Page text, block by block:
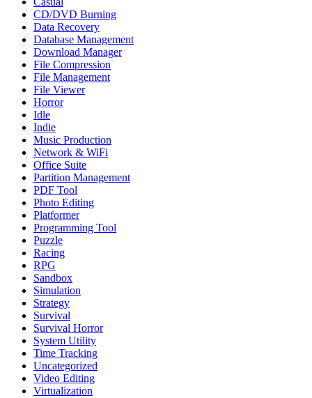
CD/DVD Burning
Data Recovery
Database Management
Download Manager
File Compression
File Management
File Viewer
Horror
Idle
Indie
Music Production
Network & WiFi
Office Suite
Partition Management
PDF Tool
Photo Editing
Platformer
Programming Tool
Puzzle
Racing
RPG
Sandbox
Simulation
Strategy
Survival
Survival Horror
System Utility
Time Tracking
Uncategorized
Video Editing
Virtualization